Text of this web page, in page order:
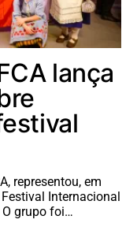
lança
representou, em
Internacional
O grupo foi…